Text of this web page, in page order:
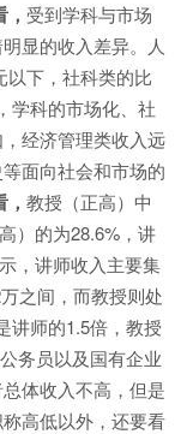
受到学科与市场
显的收入差异。人
以下，社科类的比
学科的市场化、社
经济管理类收入远
面向社会和市场的
教授（正高）中
）的为28.6%，讲
，讲师收入主要集
之间，而教授则处
讲师的1.5倍，教授
务员以及国有企业
体收入不高，但是
高低以外，还要看